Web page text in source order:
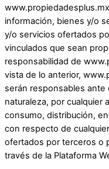
información, bienes y/o
y/o servicios ofertados
vinculados que sean
responsabilidad de
vista de lo anterior,
serán responsables ante
naturaleza, por cualquier
consumo, distribución,
con respecto de
ofertados por terceros o
través de la Plataforma